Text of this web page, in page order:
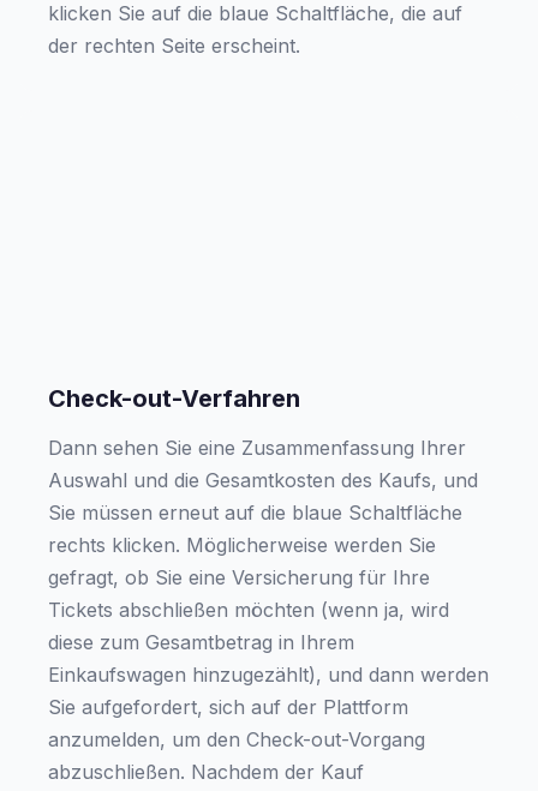
klicken Sie auf die blaue Schaltfläche, die auf
der rechten Seite erscheint.
Check-out-Verfahren
Dann sehen Sie eine Zusammenfassung Ihrer
Auswahl und die Gesamtkosten des Kaufs, und
Sie müssen erneut auf die blaue Schaltfläche
rechts klicken. Möglicherweise werden Sie
gefragt, ob Sie eine Versicherung für Ihre
Tickets abschließen möchten (wenn ja, wird
diese zum Gesamtbetrag in Ihrem
Einkaufswagen hinzugezählt), und dann werden
Sie aufgefordert, sich auf der Plattform
anzumelden, um den Check-out-Vorgang
abzuschließen. Nachdem der Kauf